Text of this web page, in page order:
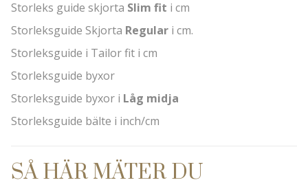
Storleks guide skjorta Slim fit i cm
Storleksguide Skjorta Regular i cm.
Storleksguide i Tailor fit i cm
Storleksguide byxor
Storleksguide byxor i Låg midja
Storleksguide bälte i inch/cm
SÅ HÄR MÄTER DU